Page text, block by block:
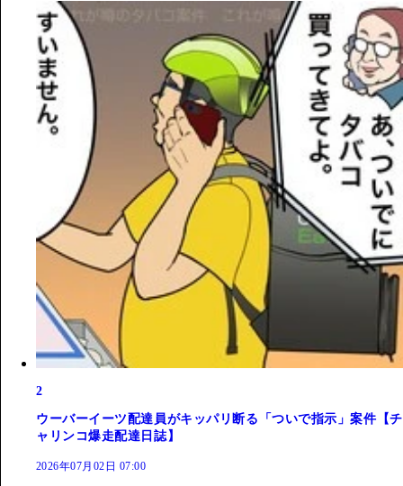
2
ウーバーイーツ配達員がキッパリ断る「ついで指示」案件【チ
ャリンコ爆走配達日誌】
2026年07月02日 07:00